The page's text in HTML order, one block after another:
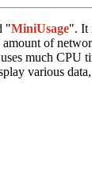
"MiniUsage". It
of
much CPU
various